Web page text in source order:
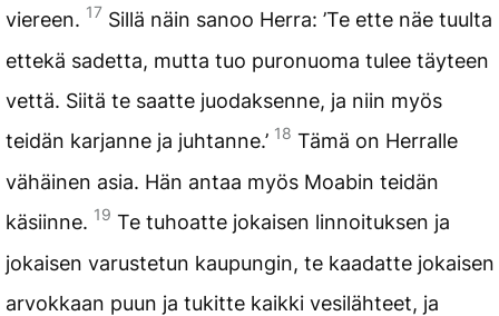
viereen. 17 Sillä näin sanoo Herra: ’Te ette näe tuulta
ettekä sadetta, mutta tuo puronuoma tulee täyteen
vettä. Siitä te saatte juodaksenne, ja niin myös
teidän karjanne ja juhtanne.’ 18 Tämä on Herralle
vähäinen asia. Hän antaa myös Moabin teidän
käsiinne. 19 Te tuhoatte jokaisen linnoituksen ja
jokaisen varustetun kaupungin, te kaadatte jokaisen
arvokkaan puun ja tukitte kaikki vesilähteet, ja